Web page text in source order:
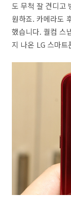
도 무척 잘 견디고
원하죠. 카메라도
했습니다. 퀄컴 스
지 나온 LG 스마